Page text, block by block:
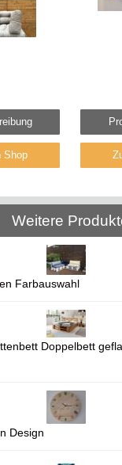
Shop
Weitere
Farbauswahl
Doppelbett
Design